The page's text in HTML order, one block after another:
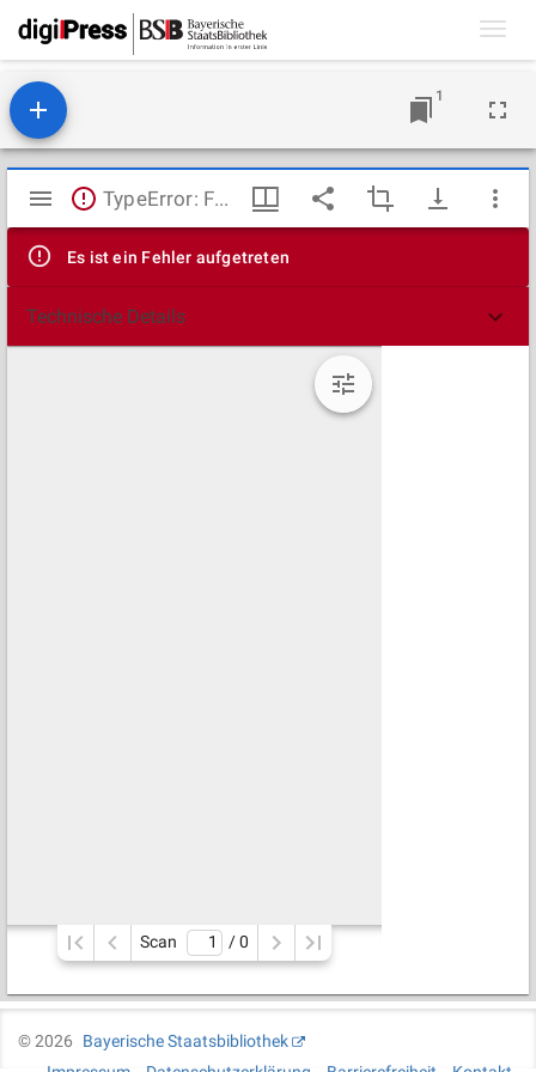
1
Mirador
Viewer
TypeError: Failed to fetch
Es ist ein Fehler aufgetreten
Technische Details
Scan / 0
©2026
Bayerische Staatsbibliothek